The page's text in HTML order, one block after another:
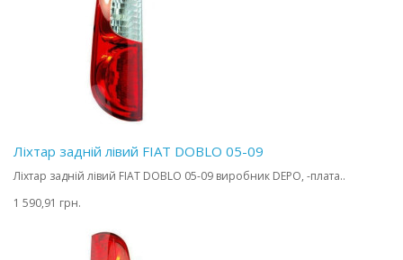
Ліхтар задній лівий FIAT DOBLO 05-09
Ліхтар задній лівий FIAT DOBLO 05-09 виробник DEPO, -плата..
1 590,91 грн.